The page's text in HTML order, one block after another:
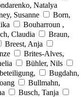
Natalya
Susanne
Born,
Bouharroun ,
Claudia
Braun,
Breest, Anja
Brites-Alves,
Bühler, Nils
Bugdahn,
Bullmahn,
Busch, Tanja